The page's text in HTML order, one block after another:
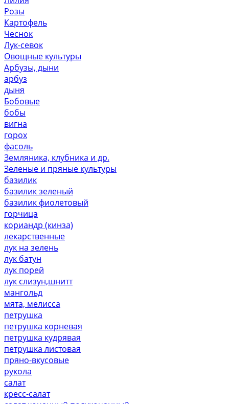
Розы
Картофель
Чеснок
Лук-севок
Овощные культуры
Арбузы, дыни
арбуз
дыня
Бобовые
бобы
вигна
горох
фасоль
Земляника, клубника и др.
Зеленые и пряные культуры
базилик
базилик зеленый
базилик фиолетовый
горчица
кориандр (кинза)
лекарственные
лук на зелень
лук батун
лук порей
лук слизун,шнитт
мангольд
мята, мелисса
петрушка
петрушка корневая
петрушка кудрявая
петрушка листовая
пряно-вкусовые
рукола
салат
кресс-салат